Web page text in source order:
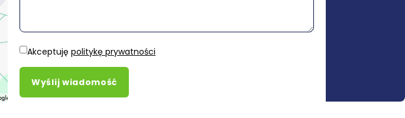
Akceptuję politykę prywatności
Wyślij wiadomość